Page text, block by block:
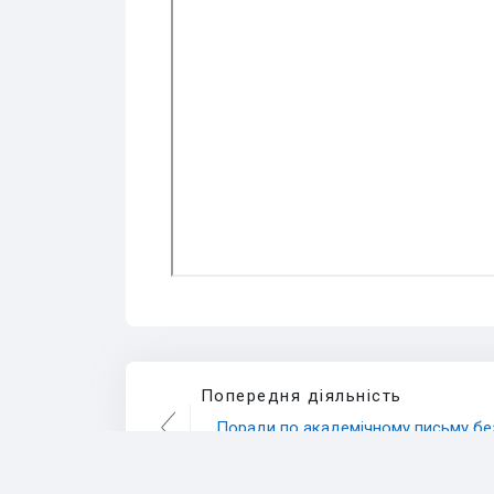
Попередня діяльність
Поради по академічному письму